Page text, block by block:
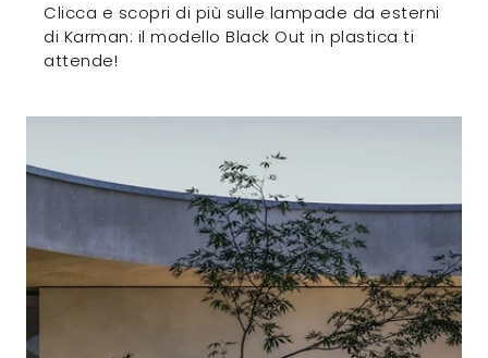
Clicca e scopri di più sulle lampade da esterni
di Karman: il modello Black Out in plastica ti
attende!